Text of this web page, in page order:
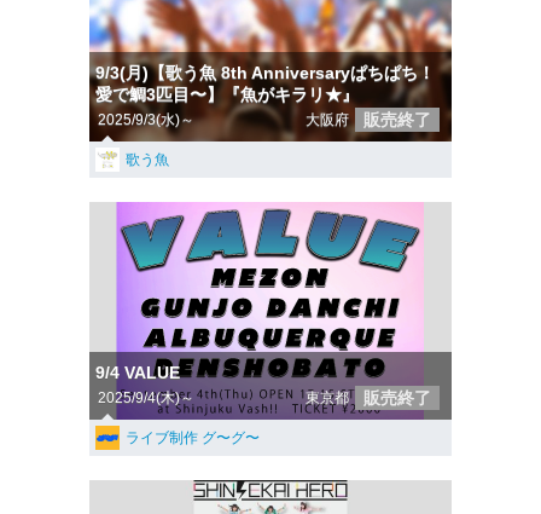
9/3(月)【歌う魚 8th Anniversaryぱちぱち！
愛で鯛3匹目〜】『魚がキラリ★』
2025/9/3(水)～ 大阪府 販売終了
歌う魚
9/4 VALUE
2025/9/4(木)～ 東京都 販売終了
ライブ制作 グ〜グ〜